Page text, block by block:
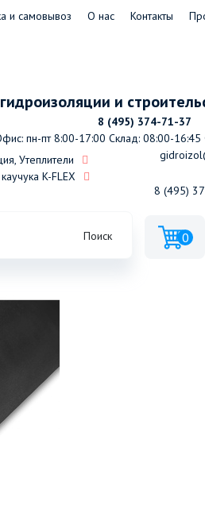
и самовывоз О нас Контакты
и
8 (495) 374-71-37
пн-пт 8:00-17:00 Склад: 08:00-16:45
8 (495)
Поиск 0
Утеплители
K-FLEX
2 ST (2м)